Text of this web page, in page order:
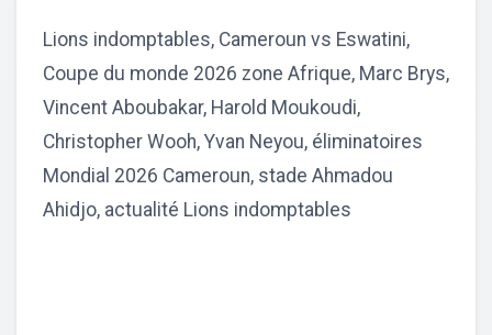
Lions indomptables, Cameroun vs Eswatini,
Coupe du monde 2026 zone Afrique, Marc Brys,
Vincent Aboubakar, Harold Moukoudi,
Christopher Wooh, Yvan Neyou, éliminatoires
Mondial 2026 Cameroun, stade Ahmadou
Ahidjo, actualité Lions indomptables